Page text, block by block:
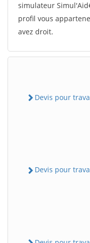
simulateur
profil vous
avez droit.
Devis pour
Devis pour